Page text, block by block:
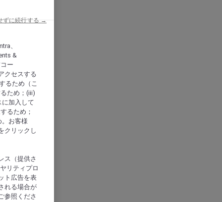
、
&
ー
クセスする
るため（こ
ため；(iii)
加入して
るため；
お客様
クリックし
ス（提供さ
リティプロ
ト広告を表
れる場合が
参照くださ
ずに続行する →